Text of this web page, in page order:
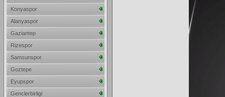
Konyaspor
Alanyaspor
Gaziantep
Rizespor
Samsunspor
Goztepe
Eyupspor
Genclerbirligi